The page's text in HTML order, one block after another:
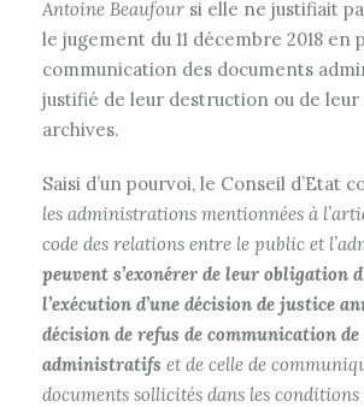
Antoine Beaufour si elle ne justifiait
le jugement du 11 décembre 2018 en
communication des documents
justifié de leur destruction ou de
archives.
Saisi d’un pourvoi, le Conseil d’Etat
les administrations mentionnées à
code des relations entre le public et
peuvent s’exonérer de leur obligation
l’exécution d’une décision de justice
décision de refus de communication de
administratifs et de celle de
documents sollicités dans les